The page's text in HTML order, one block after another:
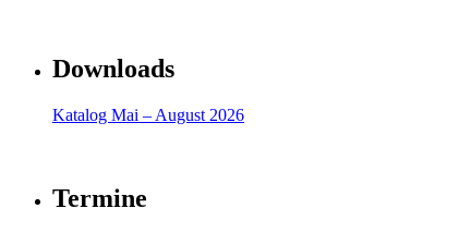
Downloads
Katalog Mai – August 2026
Termine